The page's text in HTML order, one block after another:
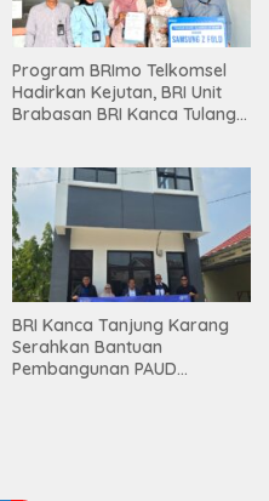
Program BRImo Telkomsel
Hadirkan Kejutan, BRI Unit
Brabasan BRI Kanca Tulang
Mesuji
BRI Kanca Tanjung Karang
Serahkan Bantuan
Pembangunan PAUD